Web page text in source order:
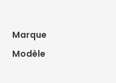
Marque
Modèle